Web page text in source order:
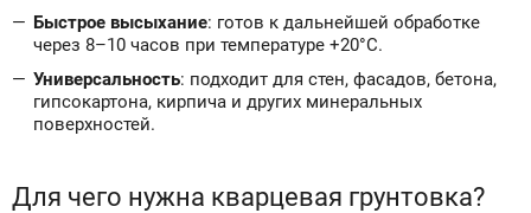
Быстрое высыхание: готов к дальнейшей обработке
через 8–10 часов при температуре +20°C.
Универсальность: подходит для стен, фасадов, бетона,
гипсокартона, кирпича и других минеральных
поверхностей.
Для чего нужна кварцевая грунтовка?